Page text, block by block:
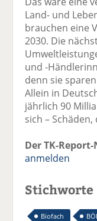
Land- und
brauchen eine
2030. Die
und -
denn sie
Allein in
jährlich 90
sich –
Der TK-
anmelden
Stichworte
Biofach